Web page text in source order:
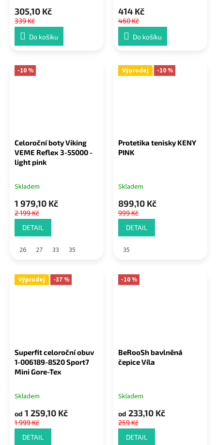
305,10 Kč
339 Kč
Do košíku
414 Kč
460 Kč
Do košíku
-10 %
Celoroční boty Viking
VEME Reflex 3-55000 -
light pink
Skladem
1 979,10 Kč
2 199 Kč
DETAIL
26 27 33 35
Výprodej -10 %
Protetika tenisky KENY
PINK
Skladem
899,10 Kč
999 Kč
DETAIL
35
Výprodej -37 %
Superfit celoroční obuv
1-006189-8520 Sport7
Mini Gore-Tex
Skladem
od 1 259,10 Kč
1 999 Kč
DETAIL
-10 %
BeRooSh bavlněná
čepice Víla
Skladem
od 233,10 Kč
259 Kč
DETAIL